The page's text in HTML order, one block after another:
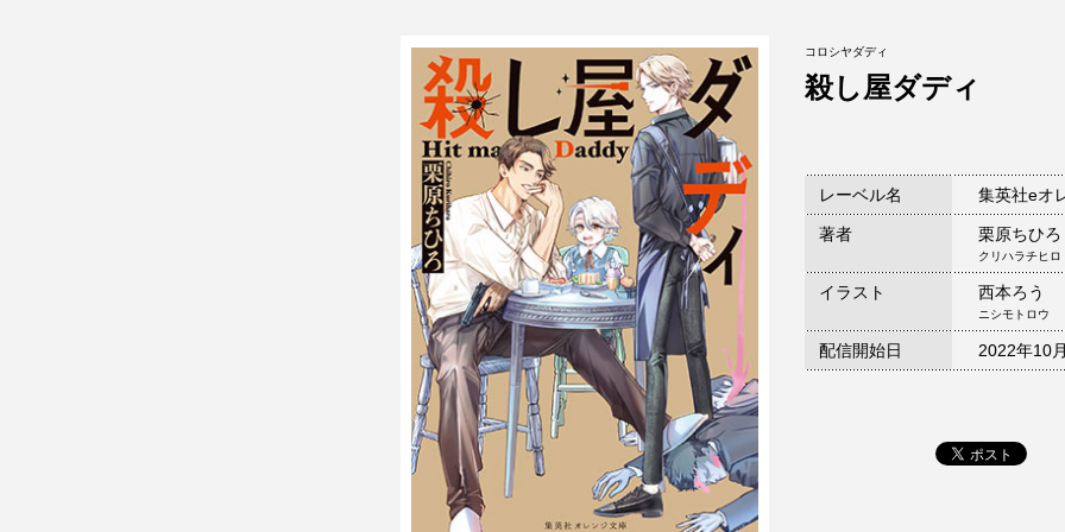
コロシヤダディ
殺し屋ダディ
レーベル名 集英社eオ
著者 栗原ちひろ
クリハラチヒロ
イラスト 西本ろう
ニシモトロウ
配信開始日 2022年10